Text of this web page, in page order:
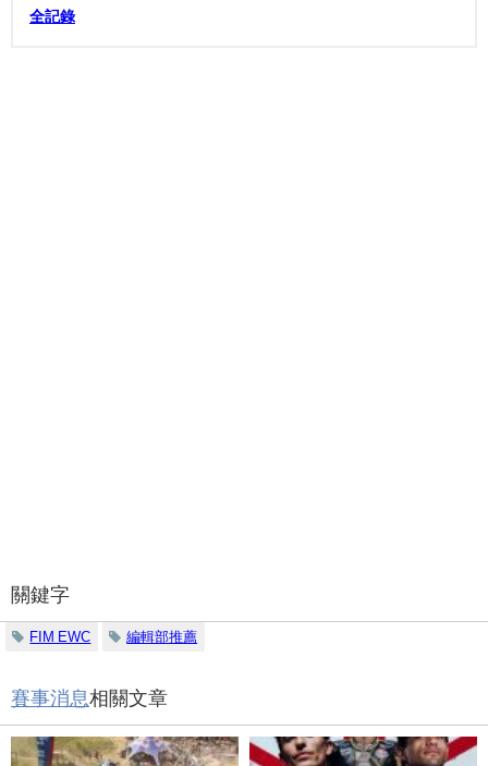
全記錄
關鍵字
FIM EWC 編輯部推薦
賽事消息相關文章